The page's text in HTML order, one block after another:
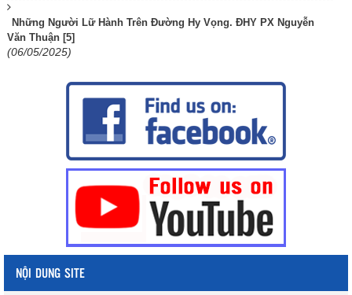
Những Người Lữ Hành Trên Đường Hy Vọng. ĐHY PX Nguyễn
Văn Thuận [5]
(06/05/2025)
NỘI DUNG SITE